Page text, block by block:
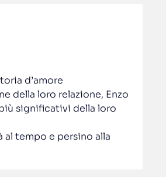
d’amore
della loro relazione, Enzo
significativi della loro
al tempo e persino alla